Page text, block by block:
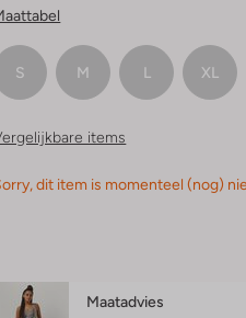
S M L XL
items
dit item is momenteel (nog)
Maatadvies